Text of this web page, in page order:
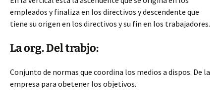
empleados y finaliza en los directivos y descendente que
tiene su origen en los directivos y su fin en los trabajadores.
La org. Del trabjo:
Conjunto de normas que coordina los medios a dispos. De la
empresa para obetener los objetivos.